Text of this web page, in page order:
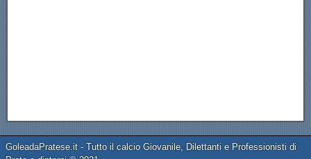
GoleadaPratese.it - Tutto il calcio Giovanile, Dilettanti e Professionisti di